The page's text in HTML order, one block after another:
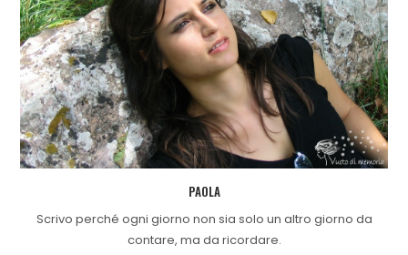
PAOLA
Scrivo perché ogni giorno non sia solo un altro giorno da
contare, ma da ricordare.